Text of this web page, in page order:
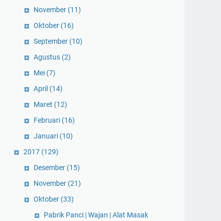
November (11)
Oktober (16)
September (10)
Agustus (2)
Mei (7)
April (14)
Maret (12)
Februari (16)
Januari (10)
2017 (129)
Desember (15)
November (21)
Oktober (33)
Pabrik Panci | Wajan | Alat Masak